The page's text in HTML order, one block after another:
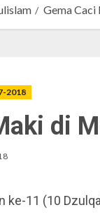
Gema
2018
di
11 (10